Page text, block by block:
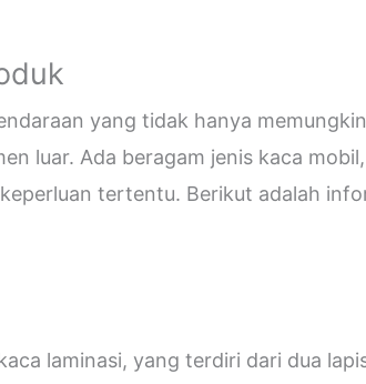
yang tidak hanya
luar. Ada beragam jenis kaca
tertentu. Berikut adalah
laminasi, yang terdiri dari dua